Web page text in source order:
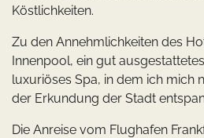
Köstlichkeiten.
Zu den Annehmlichkeiten des
Innenpool, ein gut
luxuriöses Spa, in dem ich mich
der Erkundung der Stadt
Die Anreise vom Flughafen